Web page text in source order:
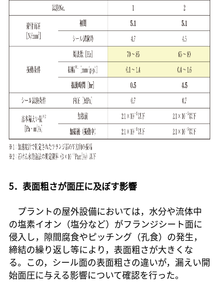
5．表面粗さが面圧に及ぼす影響
プラントの屋外設備においては，水分や流体中
の塩素イオン（塩分など）がフランジシート面に
侵入し，隙間腐食やピッチング（孔食）の発生，
締結の繰り返し等により，表面粗さが大きくな
る。この，シール面の表面粗さの違いが，漏えい開
始面圧に与える影響について確認を行った。